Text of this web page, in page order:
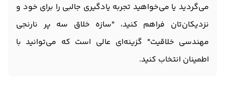
می‌گردید یا می‌خواهید تجربه یادگیری جالبی را برای خود و
نزدیکان‌تان فراهم کنید، "سازه خلاق سه پر نارنجی
مهندسی خلاقیت" گزینه‌ای عالی است که می‌توانید با
اطمینان انتخاب کنید.